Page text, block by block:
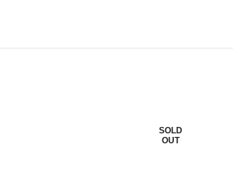
SOLD
OUT